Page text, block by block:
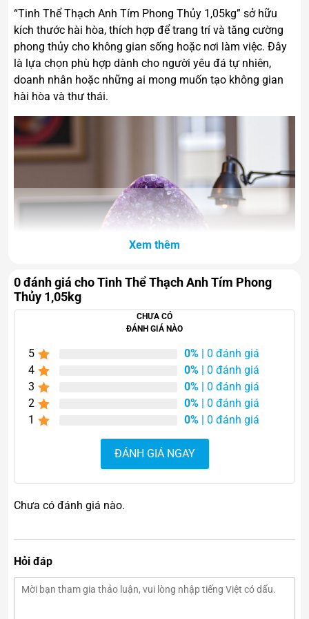
“Tinh Thể Thạch Anh Tím Phong Thủy 1,05kg” sở hữu
kích thước hài hòa, thích hợp để trang trí và tăng cường
phong thủy cho không gian sống hoặc nơi làm việc. Đây
là lựa chọn phù hợp dành cho người yêu đá tự nhiên,
doanh nhân hoặc những ai mong muốn tạo không gian
hài hòa và thư thái.
Đặc điểm nổi bật của tinh
thể thạch anh tím 1,05kg
1. Sắc tím tự nhiên đầy cuốn hút
Tinh thể có màu tím tự nhiên với độ trong đẹp mắt cùng
tạo hiệu ứng phản chiếu sang trọng và nổi bật.
Trong phong thủy, màu tím đại diện cho:
Trí tuệ và sự sáng suốt
Xem thêm
0 đánh giá cho Tinh Thể Thạch Anh Tím Phong
Thủy 1,05kg
CHƯA CÓ
ĐÁNH GIÁ NÀO
5 0% | 0 đánh giá
4
0% | 0 đánh giá
3
0% | 0 đánh giá
2
0% | 0 đánh giá
1
0% | 0 đánh giá
ĐÁNH GIÁ NGAY
Chưa có đánh giá nào.
Hỏi đáp